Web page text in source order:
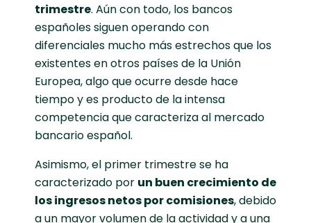
trimestre. Aún con todo, los bancos
españoles siguen operando con
diferenciales mucho más estrechos que los
existentes en otros países de la Unión
Europea, algo que ocurre desde hace
tiempo y es producto de la intensa
competencia que caracteriza al mercado
bancario español.
Asimismo, el primer trimestre se ha
caracterizado por un buen crecimiento de
los ingresos netos por comisiones, debido
a un mayor volumen de la actividad y a una